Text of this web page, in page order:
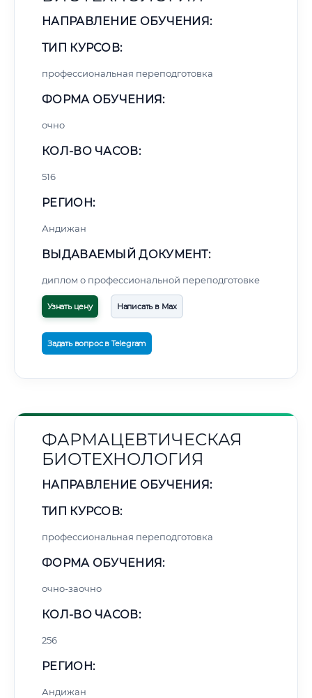
НАПРАВЛЕНИЕ ОБУЧЕНИЯ:
ТИП КУРСОВ:
профессиональная переподготовка
ФОРМА ОБУЧЕНИЯ:
очно
КОЛ-ВО ЧАСОВ:
516
РЕГИОН:
Андижан
ВЫДАВАЕМЫЙ ДОКУМЕНТ:
диплом о профессиональной переподготовке
Узнать цену Написать в Max
Задать вопрос в Telegram
ФАРМАЦЕВТИЧЕСКАЯ
БИОТЕХНОЛОГИЯ
НАПРАВЛЕНИЕ ОБУЧЕНИЯ:
ТИП КУРСОВ:
профессиональная переподготовка
ФОРМА ОБУЧЕНИЯ:
очно-заочно
КОЛ-ВО ЧАСОВ:
256
РЕГИОН:
Андижан